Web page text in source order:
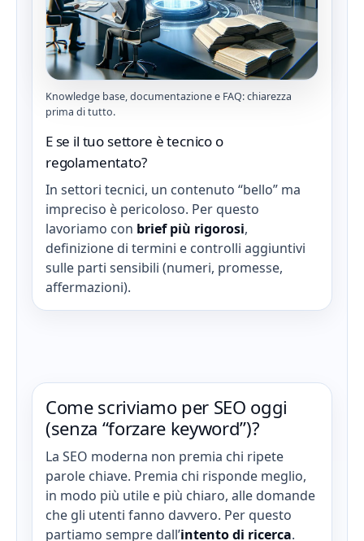
Knowledge base, documentazione e FAQ: chiarezza
prima di tutto.
E se il tuo settore è tecnico o
regolamentato?
In settori tecnici, un contenuto “bello” ma
impreciso è pericoloso. Per questo
lavoriamo con brief più rigorosi,
definizione di termini e controlli aggiuntivi
sulle parti sensibili (numeri, promesse,
affermazioni).
Come scriviamo per SEO oggi
(senza “forzare keyword”)?
La SEO moderna non premia chi ripete
parole chiave. Premia chi risponde meglio,
in modo più utile e più chiaro, alle domande
che gli utenti fanno davvero. Per questo
partiamo sempre dall’intento di ricerca.